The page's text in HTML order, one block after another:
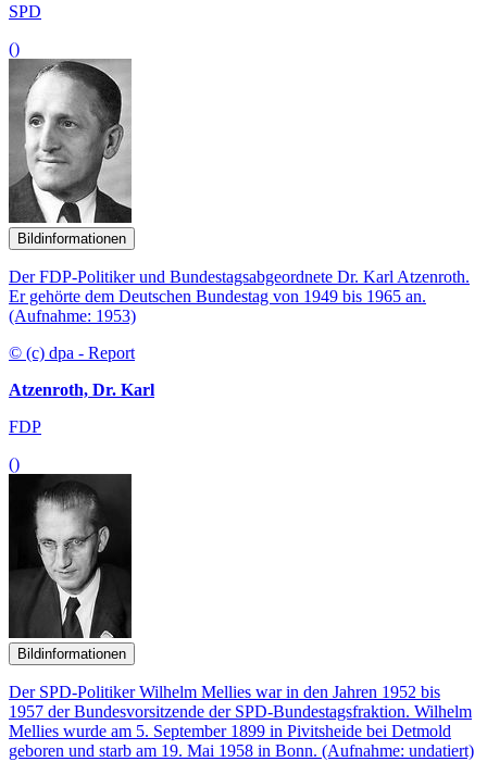
SPD
()
Bildinformationen
Der FDP-Politiker und Bundestagsabgeordnete Dr. Karl Atzenroth.
Er gehörte dem Deutschen Bundestag von 1949 bis 1965 an.
(Aufnahme: 1953)
© (c) dpa - Report
Atzenroth, Dr. Karl
FDP
()
Bildinformationen
Der SPD-Politiker Wilhelm Mellies war in den Jahren 1952 bis
1957 der Bundesvorsitzende der SPD-Bundestagsfraktion. Wilhelm
Mellies wurde am 5. September 1899 in Pivitsheide bei Detmold
geboren und starb am 19. Mai 1958 in Bonn. (Aufnahme: undatiert)